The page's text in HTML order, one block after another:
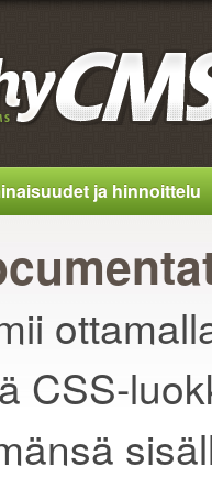
ja hinnoittelu
CSS-